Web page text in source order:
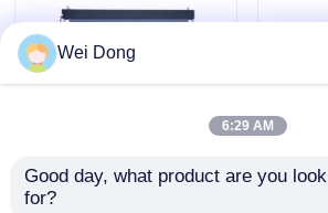
사건
인용 을 요청 하십시오
알루미늄 합금 프레임
Wei Dong
6:29 AM
Good day, what product are you
for?